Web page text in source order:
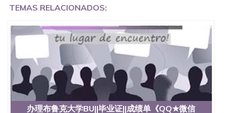
何办理本科/硕士毕业证551190476网上买文凭可靠吗
毕业证怎么办理551190476国外大学文凭可以打工作
吗551190476怎么办理 外假毕业证551190476哪里可
以制作美国毕业证551190476哪里可以办理澳洲毕业
证551190476留学生在哪里可以买假毕业证
551190476哪里可以办理加拿大毕业证551190476申
请学校办理假的毕业证成绩单可以吗551190476哪里
可以办理水印成绩单551190476哪里可以修改成绩单
GPA分数551190476假毕业证能查出来吗551190476
假文凭网上能查到吗551190476 如何拿到国外毕业证
QQ微信551190476办假大学毕业证QQ微信551190476
TEMAS RELACIONADOS:
办理布鲁克大学BU||毕业证||成绩单《QQ★微信